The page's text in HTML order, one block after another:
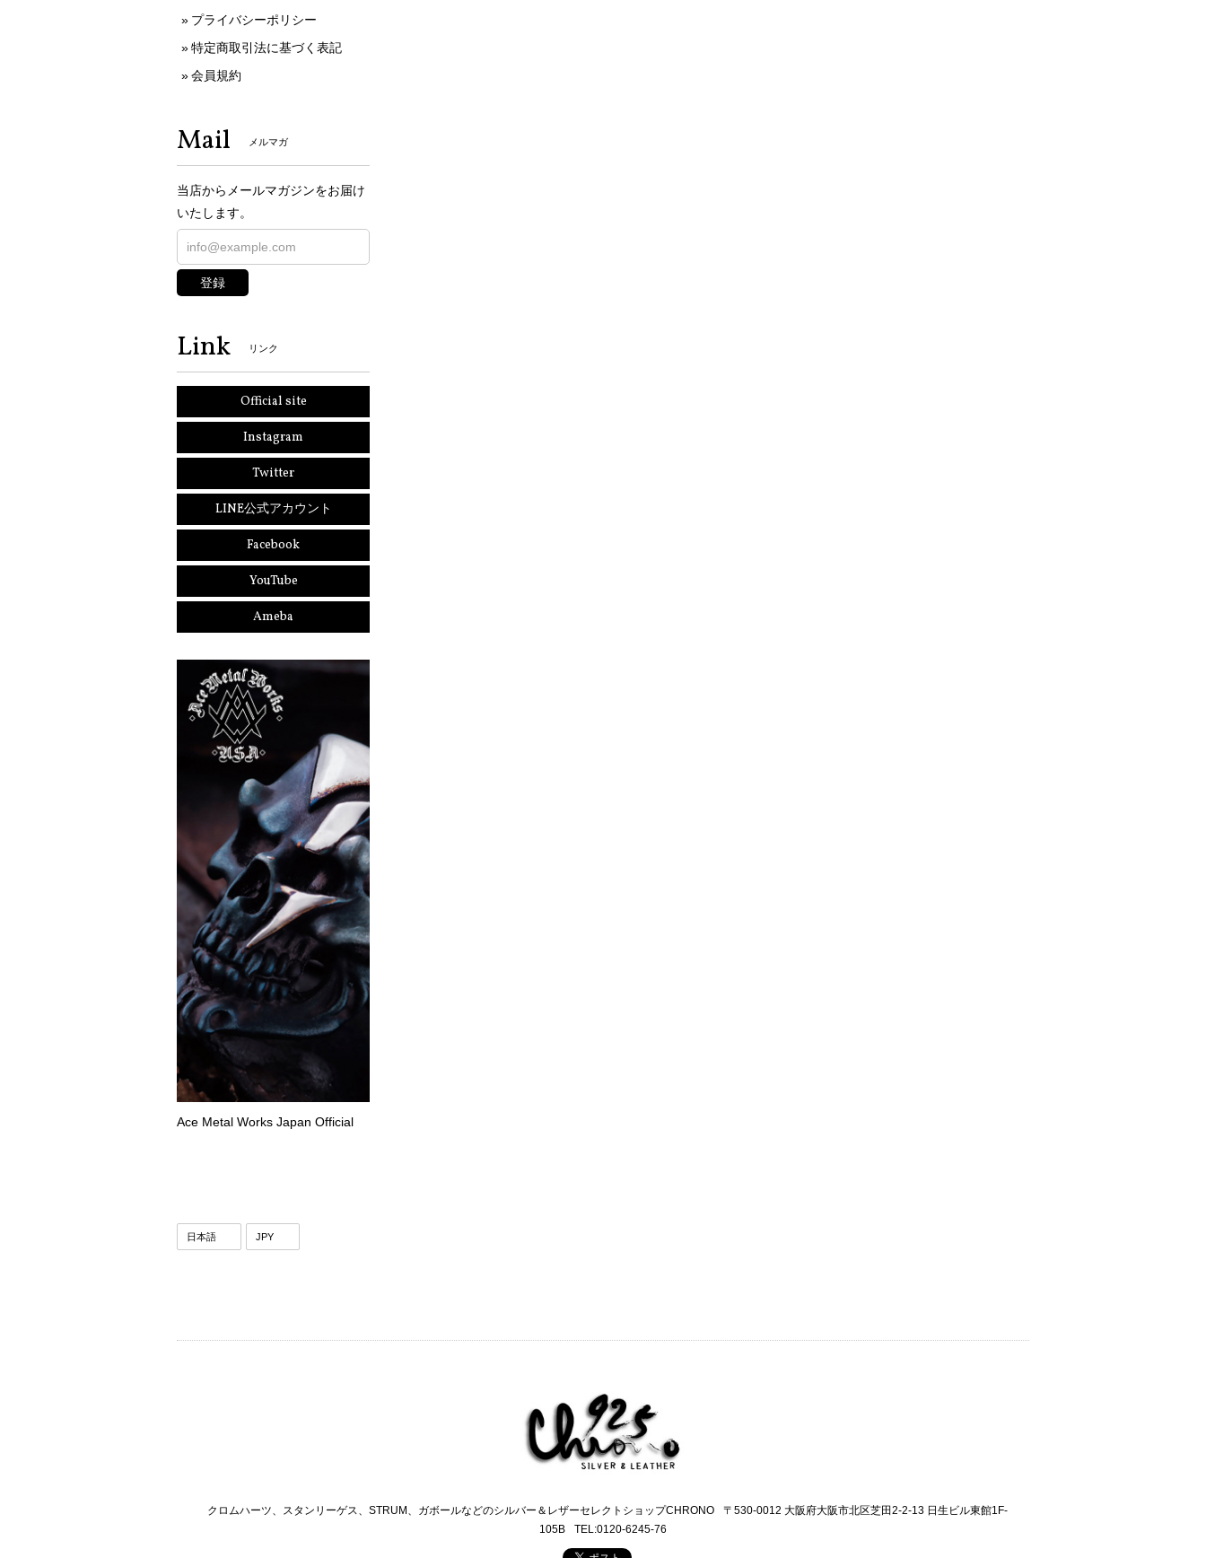
プライバシーポリシー
特定商取引法に基づく表記
会員規約
Mail メルマガ
当店からメールマガジンをお届け
いたします。
登録
Link リンク
Official site
Instagram
Twitter
LINE公式アカウント
Facebook
YouTube
Ameba
Ace Metal Works Japan Official
クロムハーツ、スタンリーゲス、STRUM、ガボールなどのシルバー＆レザーセレクトショップCHRONO
〒530-0012 大阪府大阪市北区芝田2-2-13 日生ビル東館1F-
105B
TEL:0120-6245-76